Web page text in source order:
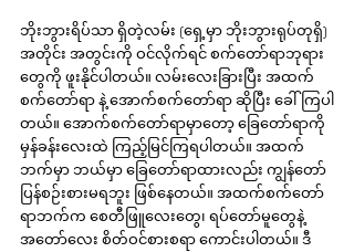
ဘိုးဘွားရိပ်သာ ရှိတဲ့လမ်း (ရှေ့မှာ ဘိုးဘွားရုပ်တုရှိ)
အတိုင်း အတွင်းကို ဝင်လိုက်ရင် စက်တော်ရာဘုရား
တွေကို ဖူးနိုင်ပါတယ်။ လမ်းလေးခြားပြီး အထက်
စက်တော်ရာ နဲ့ အောက်စက်တော်ရာ ဆိုပြီး ခေါ်ကြပါ
တယ်။ အောက်စက်တော်ရာမှာတော့ ခြေတော်ရာကို
မှန်ခန်းလေးထဲ ကြည့်မြင်ကြရပါတယ်။ အထက်
ဘက်မှာ ဘယ်မှာ ခြေတော်ရာထားလည်း ကျွန်တော်
ပြန်စဉ်းစားမရဘူး ဖြစ်နေတယ်။ အထက်စက်တော်
ရာဘက်က စေတီဖြူလေးတွေ၊ ရပ်တော်မူတွေနဲ့
အတော်လေး စိတ်ဝင်စားစရာ ကောင်းပါတယ်။ ဒီ